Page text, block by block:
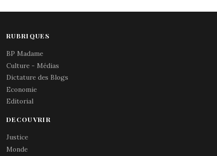
RUBRIQUES
BP Madame
Culture - Médias
Dictature des Blogs
Economie
Editorial
DECOUVRIR
Justice
Monde